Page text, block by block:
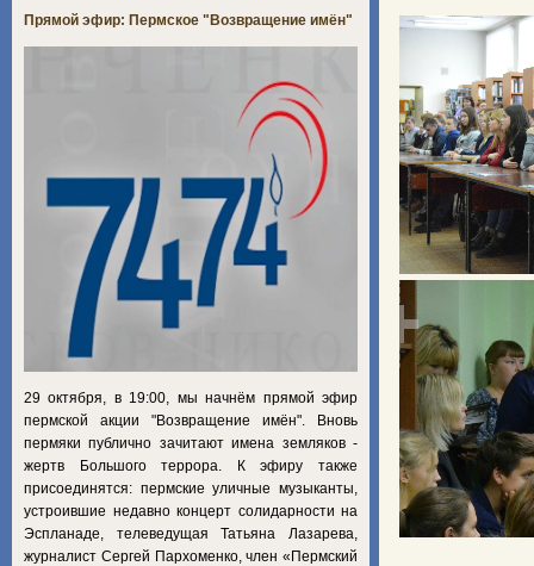
Прямой эфир: Пермское "Возвращение имён"
29 октября, в 19:00, мы начнём прямой эфир
пермской акции "Возвращение имён". Вновь
пермяки публично зачитают имена земляков -
жертв Большого террора. К эфиру также
присоединятся: пермские уличные музыканты,
устроившие недавно концерт солидарности на
Эспланаде, телеведущая Татьяна Лазарева,
журналист Сергей Пархоменко, член «Пермский